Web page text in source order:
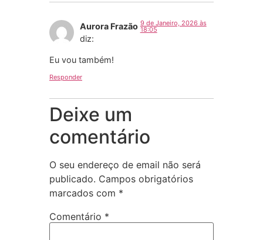
Aurora Frazão
diz:
9 de Janeiro, 2026 às
18:05
Eu vou também!
Responder
Deixe um
comentário
O seu endereço de email não será
publicado. Campos obrigatórios
marcados com *
Comentário *